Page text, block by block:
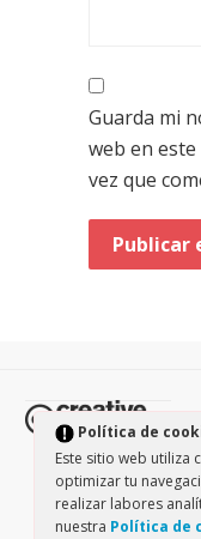
Política de
Este sitio web utiliza
optimizar tu
realizar labores
nuestra Política de
Guarda mi
web en
vez que
protegidos por la
NonCommercial-